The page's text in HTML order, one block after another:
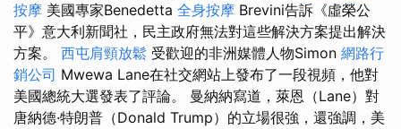
按摩 美國專家Benedetta 全身按摩 Brevini告訴《虛榮公
平》意大利新聞社，民主政府無法對這些解決方案提出解決
方案。 西屯肩頸放鬆 受歡迎的非洲媒體人物Simon 網路行
銷公司 Mwewa Lane在社交網站上發布了一段視頻，他對
美國總統大選發表了評論。 曼納納寫道，萊恩（Lane）對
唐納德·特朗普（Donald Trump）的立場很強，還強調，美